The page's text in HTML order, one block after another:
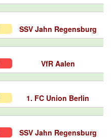
SSV Jahn Regensburg
VfR Aalen
1. FC Union Berlin
SSV Jahn Regensburg